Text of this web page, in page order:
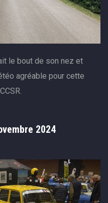
le bout de son nez et
agréable pour cette
2024